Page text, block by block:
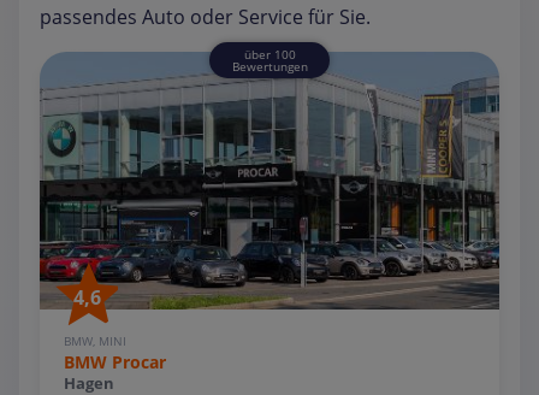
passendes Auto oder Service für Sie.
über 100
Bewertungen
4,6
BMW, MINI
BMW Procar
Hagen